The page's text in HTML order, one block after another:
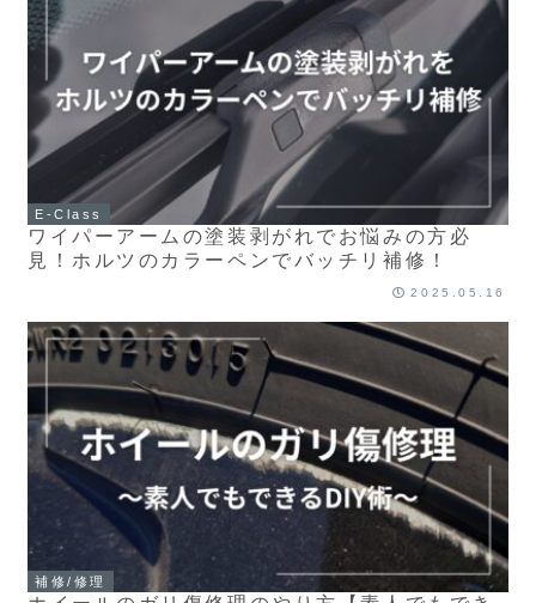
E-Class
ワイパーアームの塗装剥がれでお悩みの方必
見！ホルツのカラーペンでバッチリ補修！
2025.05.16
補修/修理